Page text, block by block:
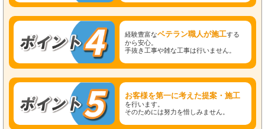
経験豊富なベテラン職人が施工する
から安心。
手抜き工事や雑な工事は行いません。
お客様を第一に考えた提案・施工
を行います。
そのためには努力を惜しみません。